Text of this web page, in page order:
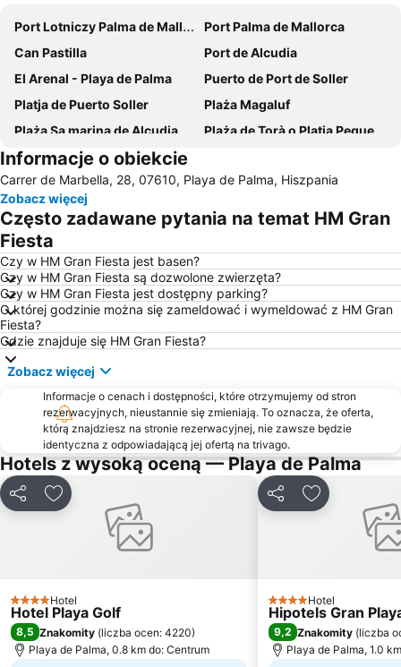
Port Lotniczy Palma de Mallorca
Port Palma de Mallorca
Can Pastilla
Port de Alcudia
El Arenal - Playa de Palma
Puerto de Port de Soller
Platja de Puerto Soller
Plaża Magaluf
Plaża Sa marina de Alcudia
Plaża de Torà o Platja Peguera Torà
Playa de Palma
Platja d'Alcudia
Santa Ponça
S'Arenal
Cala d'Or
Les Meravelles
Cala Major
Balneario No 6
Es Fortí
Auditorium de Palma de Mallorca
Can Picafort
Święta Eulalia
El Terreno
Plaża Cala Gran
Club Nàutic de Cala Gamba
Plaża de Son Maties
Palmira
Parc Natural de s'Albufera de Mallorca
Port Esportiu Can Picafort
Palma City Sightseeing
Plaża Blanca
Plaża Palmanoiva
Mallorca Rocks
Cala Pi' de Llucmajor
Rambla dels Ducs de Palma de Mallorca
Camp d'en Serralta
Sant Agustí
Son Serra-La Vileta
Puig de Randa
Ses Covetes
Informacje o obiekcie
Carrer de Marbella, 28, 07610, Playa de Palma, Hiszpania
Zobacz więcej
Często zadawane pytania na temat HM Gran
Fiesta
Czy w HM Gran Fiesta jest basen?
Czy w HM Gran Fiesta są dozwolone zwierzęta?
Czy w HM Gran Fiesta jest dostępny parking?
O której godzinie można się zameldować i wymeldować z HM Gran
Fiesta?
Gdzie znajduje się HM Gran Fiesta?
Zobacz więcej
Informacje o cenach i dostępności, które otrzymujemy od stron
rezerwacyjnych, nieustannie się zmieniają. To oznacza, że oferta,
którą znajdziesz na stronie rezerwacyjnej, nie zawsze będzie
identyczna z odpowiadającą jej ofertą na trivago.
Hotels z wysoką oceną — Playa de Palma
UdostępnijDodaj do ulubionych
4 Kategoria
Hotel
Hotel Playa Golf
8,5 Znakomity (liczba ocen: 4220)
Playa de Palma, 0.8 km do: Centrum
UdostępnijDodaj do
4 Kategoria
Hotel
Hipotels Gran
9,2 Znakomity (liczba
Playa de Palma, 1.0